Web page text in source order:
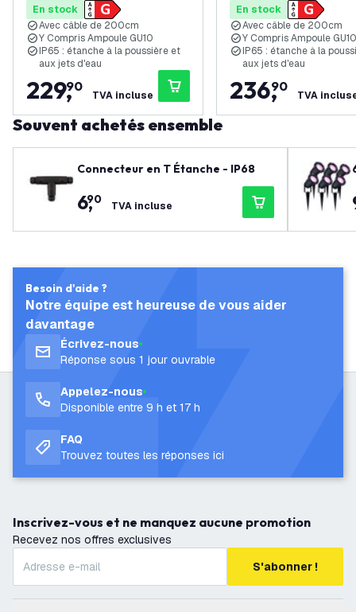
En stock
Avec câble de 200cm
Y Compris Ampoule GU10
IP65 : étanche à la poussière et
aux jets d'eau
229,
90
TVA incluse
Anthracite
En stock
Avec câble de 200cm
Y Compris Ampoule GU10
IP65 : étanche à la
aux jets d'eau
236,
90
TVA
Souvent achetés ensemble
Connecteur en T Étanche - IP68
6,
90 TVA incluse
Besoin d'aide ?
Notre équipe est heureuse de vous aider
davantage
Écrivez-nous
Réponse sous 1 jour ouvrable
Appelez-nous
Disponible entre 9 h et 17 h
FAQ
Trouvez toutes les réponses ici
Inscrivez-vous et ne manquez aucune promotion
Recevez nos offres exclusives
S'abonner !